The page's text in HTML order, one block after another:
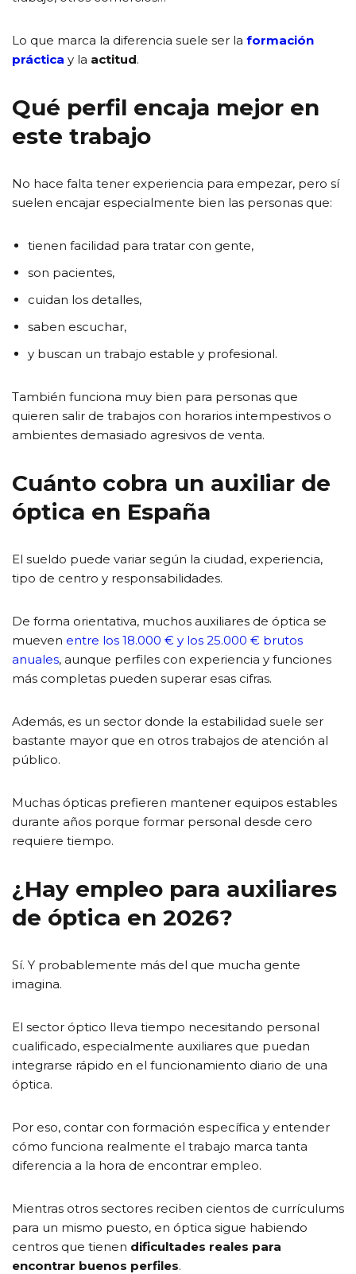
Lo que marca la diferencia suele ser la formación
práctica y la actitud.
Qué perfil encaja mejor en
este trabajo
No hace falta tener experiencia para empezar, pero sí
suelen encajar especialmente bien las personas que:
tienen facilidad para tratar con gente,
son pacientes,
cuidan los detalles,
saben escuchar,
y buscan un trabajo estable y profesional.
También funciona muy bien para personas que
quieren salir de trabajos con horarios intempestivos o
ambientes demasiado agresivos de venta.
Cuánto cobra un auxiliar de
óptica en España
El sueldo puede variar según la ciudad, experiencia,
tipo de centro y responsabilidades.
De forma orientativa, muchos auxiliares de óptica se
mueven entre los 18.000 € y los 25.000 € brutos
anuales, aunque perfiles con experiencia y funciones
más completas pueden superar esas cifras.
Además, es un sector donde la estabilidad suele ser
bastante mayor que en otros trabajos de atención al
público.
Muchas ópticas prefieren mantener equipos estables
durante años porque formar personal desde cero
requiere tiempo.
¿Hay empleo para auxiliares
de óptica en 2026?
Sí. Y probablemente más del que mucha gente
imagina.
El sector óptico lleva tiempo necesitando personal
cualificado, especialmente auxiliares que puedan
integrarse rápido en el funcionamiento diario de una
óptica.
Por eso, contar con formación específica y entender
cómo funciona realmente el trabajo marca tanta
diferencia a la hora de encontrar empleo.
Mientras otros sectores reciben cientos de currículums
para un mismo puesto, en óptica sigue habiendo
centros que tienen dificultades reales para
encontrar buenos perfiles.